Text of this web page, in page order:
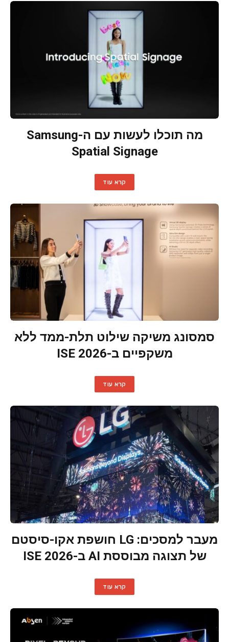
מה תוכלו לעשות עם ה-Samsung
Spatial Signage
קרא עוד
סמסונג משיקה שילוט תלת-ממד ללא
משקפיים ב-ISE 2026
קרא עוד
מעבר למסכים: LG חושפת אקו-סיסטם
של תצוגה מבוססת AI ב-ISE 2026
קרא עוד